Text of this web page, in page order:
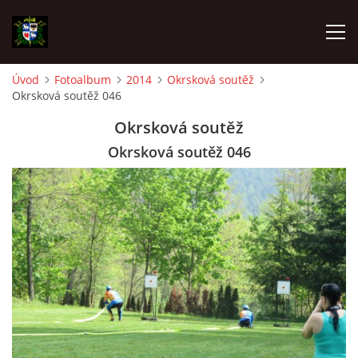
ÚVOD
AKCE
VÝBOR SDH A REVIZOR SDH
SPORTOVNÍ DRUŽSTVA
Z HISTORIE SBORU
Úvod Fotoalbum 2014
Okrsková soutěž
Okrsková soutěž 046
Okrsková soutěž
Okrsková soutěž 046